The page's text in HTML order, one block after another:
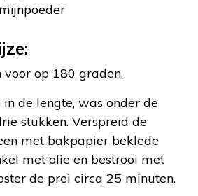
op 180 graden.
de lengte, was onder de
stukken. Verspreid de
met bakpapier beklede
met olie en bestrooi met
de prei circa 25 minuten.